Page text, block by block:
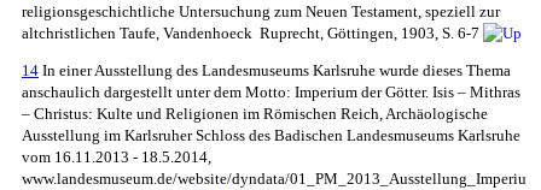
religionsgeschichtliche Untersuchung zum Neuen Testament, speziell zur
altchristlichen Taufe, Vandenhoeck Ruprecht, Göttingen, 1903, S. 6-7
14 In einer Ausstellung des Landesmuseums Karlsruhe wurde dieses Thema
anschaulich dargestellt unter dem Motto: Imperium der Götter. Isis – Mithras
– Christus: Kulte und Religionen im Römischen Reich, Archäologische
Ausstellung im Karlsruher Schloss des Badischen Landesmuseums Karlsruhe
vom 16.11.2013 - 18.5.2014,
www.landesmuseum.de/website/dyndata/01_PM_2013_Ausstellung_Imperiu